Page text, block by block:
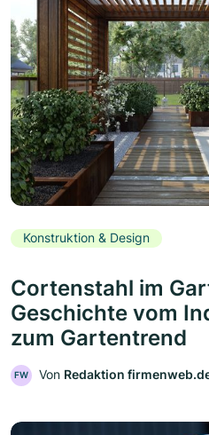
Konstruktion & Design
Cortenstahl im
Geschichte vom
zum Gartentrend
FW Von Redaktion